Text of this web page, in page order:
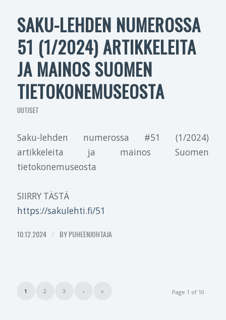
SAKU-LEHDEN NUMEROSSA
51 (1/2024) ARTIKKELEITA
JA MAINOS SUOMEN
TIETOKONEMUSEOSTA
UUTISET
Saku-lehden numerossa #51 (1/2024)
artikkeleita ja mainos Suomen
tietokonemuseosta
SIIRRY TÄSTÄ
https://sakulehti.fi/51
10.12.2024 / BYPUHEENJOHTAJA
Page 1 of 10
1 2 3 › »